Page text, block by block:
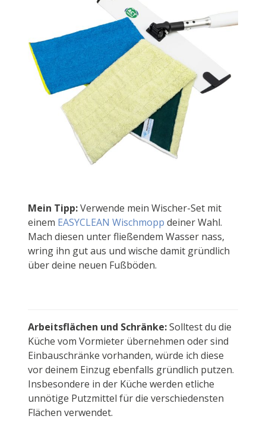
Mein Tipp:Verwende mein Wischer-Set mit
einem EASYCLEAN Wischmoppdeiner Wahl.
Mach diesen unter fließendem Wasser nass,
wring ihn gut aus und wische damit gründlich
über deine neuen Fußböden.
Arbeitsflächen und Schränke:Solltest du die
Küche vom Vormieter übernehmen oder sind
Einbauschränke vorhanden, würde ich diese
vor deinem Einzug ebenfalls gründlich putzen.
Insbesondere in der Küche werden etliche
unnötige Putzmittel für die verschiedensten
Flächen verwendet.